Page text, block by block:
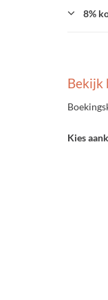
8%
Bekijk
Kies